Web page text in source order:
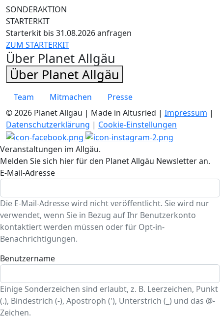
SONDERAKTION
STARTERKIT
Starterkit bis 31.08.2026 anfragen
ZUM STARTERKIT
Über Planet Allgäu
Über Planet Allgäu
Team Mitmachen
Presse
© 2026 Planet Allgäu | Made in Altusried | Impressum |
Datenschutzerklärung | Cookie-Einstellungen
Veranstaltungen im Allgäu.
Melden Sie sich hier für den Planet Allgäu Newsletter an.
E-Mail-Adresse
Die E-Mail-Adresse wird nicht veröffentlicht. Sie wird nur
verwendet, wenn Sie in Bezug auf Ihr Benutzerkonto
kontaktiert werden müssen oder für Opt-in-
Benachrichtigungen.
Benutzername
Einige Sonderzeichen sind erlaubt, z. B. Leerzeichen, Punkt
(.), Bindestrich (-), Apostroph ('), Unterstrich (_) und das @-
Zeichen.